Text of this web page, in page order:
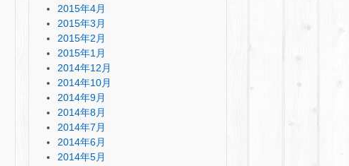
2015年4月
2015年3月
2015年2月
2015年1月
2014年12月
2014年10月
2014年9月
2014年8月
2014年7月
2014年6月
2014年5月